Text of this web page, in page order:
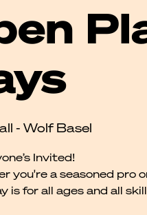
- Wolf Basel
Invited!
you're a seasoned pro
is for all ages and all skill